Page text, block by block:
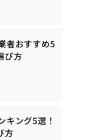
者おすすめ5
び方
キング5選！
方